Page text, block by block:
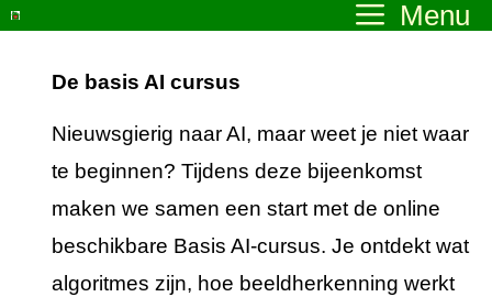
Ga
inhoud
Menu
De basis AI cursus
Nieuwsgierig naar AI, maar weet je niet waar
te beginnen? Tijdens deze bijeenkomst
maken we samen een start met de online
beschikbare Basis AI-cursus. Je ontdekt wat
algoritmes zijn, hoe beeldherkenning werkt